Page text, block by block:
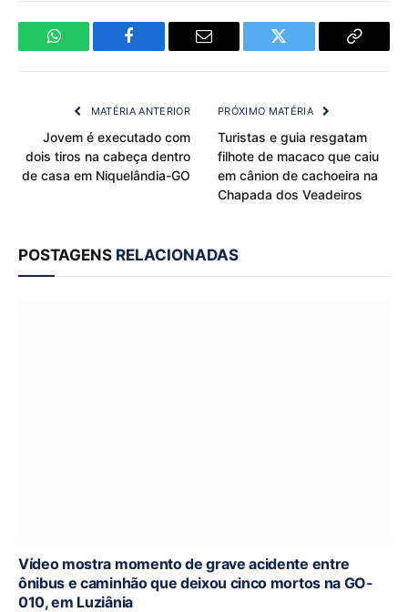
WhatsApp Facebook Email Twitter
Copy
MATÉRIA ANTERIOR
Jovem é executado com
dois tiros na cabeça dentro
de casa em Niquelândia-GO
PRÓXIMO MATÉRIA
Turistas e guia resgatam
filhote de macaco que caiu
em cânion de cachoeira na
Chapada dos Veadeiros
POSTAGENS RELACIONADAS
Vídeo mostra momento de grave acidente entre
ônibus e caminhão que deixou cinco mortos na GO-
010, em Luziânia